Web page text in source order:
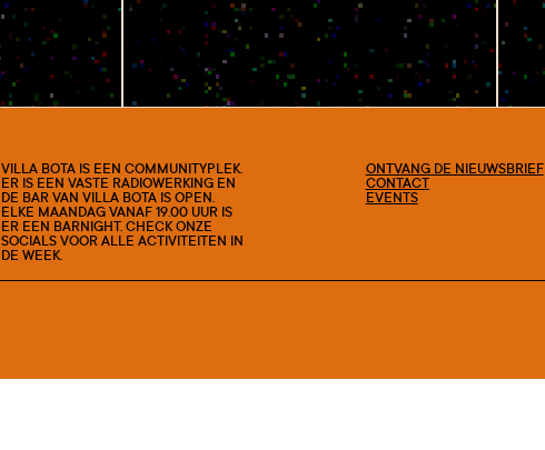
VILLA BOTA IS EEN COMMUNITYPLEK.
ER IS EEN VASTE RADIOWERKING EN
DE BAR VAN VILLA BOTA IS OPEN.
ELKE MAANDAG VANAF 19.00 UUR IS
ER EEN BARNIGHT. CHECK ONZE
SOCIALS VOOR ALLE ACTIVITEITEN IN
DE WEEK.
ONTVANG DE NIEUWSBRIEF
CONTACT
EVENTS